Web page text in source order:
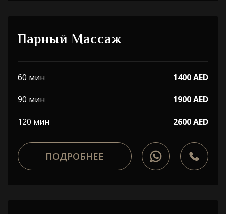
Парный Массаж
60 мин
1400 AED
90 мин
1900 AED
120 мин
2600 AED
ПОДРОБНЕЕ